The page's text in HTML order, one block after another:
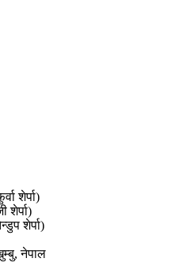
शेर्पा)
शेर्पा)
शेर्पा)
नेपाल